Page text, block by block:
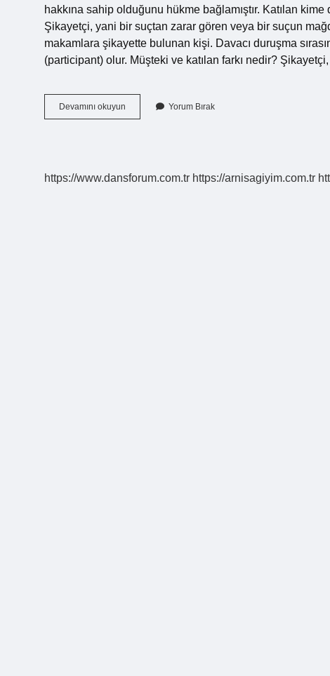
hakkına sahip olduğunu hükme bağlamıştır. Katılan
Şikayetçi, yani bir suçtan zarar gören veya bir suçun
makamlara şikayette bulunan kişi. Davacı duruşma
(participant) olur. Müşteki ve katılan farkı nedir?
Devamını okuyun
Ne
Yorum Bırak
https://www.dansforum.com.tr https://arnisagiyim.com.tr